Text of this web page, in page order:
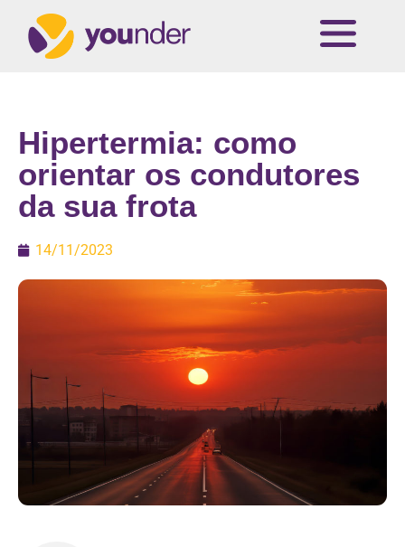
Hipertermia: como
orientar os condutores
da sua frota
14/11/2023